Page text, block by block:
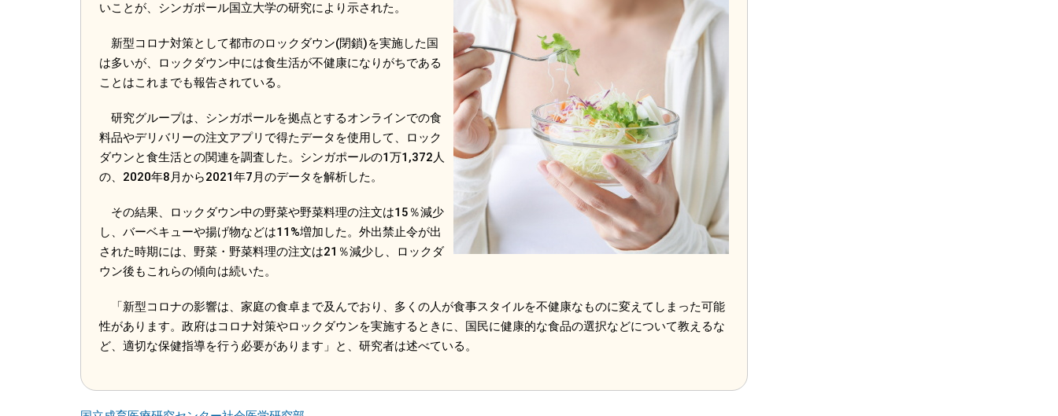
いことが、シンガポール国立大学の研究により示された。
新型コロナ対策として都市のロックダウン(閉鎖)を実施した国
は多いが、ロックダウン中には食生活が不健康になりがちである
ことはこれまでも報告されている。
研究グループは、シンガポールを拠点とするオンラインでの食
料品やデリバリーの注文アプリで得たデータを使用して、ロック
ダウンと食生活との関連を調査した。シンガポールの1万1,372人
の、2020年8月から2021年7月のデータを解析した。
その結果、ロックダウン中の野菜や野菜料理の注文は15％減少
し、バーベキューや揚げ物などは11%増加した。外出禁止令が出
された時期には、野菜・野菜料理の注文は21％減少し、ロックダ
ウン後もこれらの傾向は続いた。
「新型コロナの影響は、家庭の食卓まで及んでおり、多くの人が食事スタイルを不健康なものに変えてしまった可能
性があります。政府はコロナ対策やロックダウンを実施するときに、国民に健康的な食品の選択などについて教えるな
ど、適切な保健指導を行う必要があります」と、研究者は述べている。